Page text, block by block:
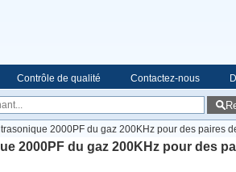
Contrôle de qualité Contactez-nous
2000PF du gaz 200KHz pour des paires
2000PF du gaz 200KHz pour des